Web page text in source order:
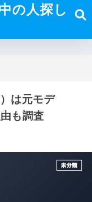
の人探し
は元モデ
も調査